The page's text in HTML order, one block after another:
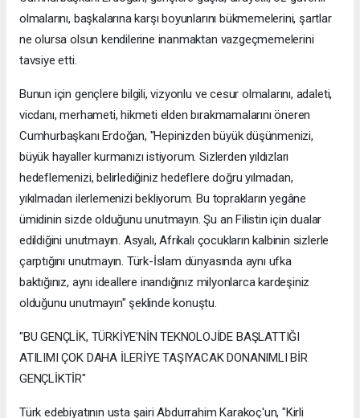
olmalarını, başkalarına karşı boyunlarını bükmemelerini, şartlar
ne olursa olsun kendilerine inanmaktan vazgeçmemelerini
tavsiye etti.
Bunun için gençlere bilgili, vizyonlu ve cesur olmalarını, adaleti,
vicdanı, merhameti, hikmeti elden bırakmamalarını öneren
Cumhurbaşkanı Erdoğan, "Hepinizden büyük düşünmenizi,
büyük hayaller kurmanızı istiyorum. Sizlerden yıldızları
hedeflemenizi, belirlediğiniz hedeflere doğru yılmadan,
yıkılmadan ilerlemenizi bekliyorum. Bu toprakların yegâne
ümidinin sizde olduğunu unutmayın. Şu an Filistin için dualar
edildiğini unutmayın. Asyalı, Afrikalı çocukların kalbinin sizlerle
çarptığını unutmayın. Türk-İslam dünyasında aynı ufka
baktığınız, aynı ideallere inandığınız milyonlarca kardeşiniz
olduğunu unutmayın" şeklinde konuştu.
"BU GENÇLİK, TÜRKİYE’NİN TEKNOLOJİDE BAŞLATTIĞI
ATILIMI ÇOK DAHA İLERİYE TAŞIYACAK DONANIMLI BİR
GENÇLİKTİR"
Türk edebiyatının usta şairi Abdurrahim Karakoç'un, "Kirli